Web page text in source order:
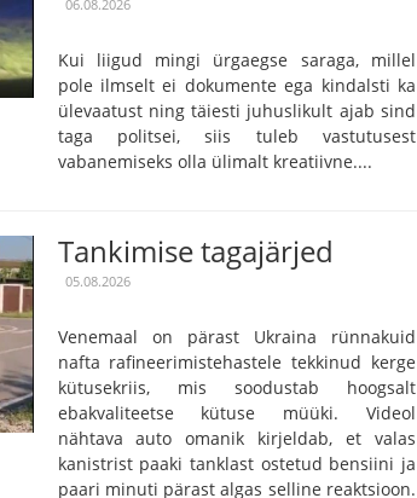
06.08.2026
Kui liigud mingi ürgaegse saraga, millel
pole ilmselt ei dokumente ega kindalsti ka
ülevaatust ning täiesti juhuslikult ajab sind
taga politsei, siis tuleb vastutusest
vabanemiseks olla ülimalt kreatiivne....
Tankimise tagajärjed
05.08.2026
Venemaal on pärast Ukraina rünnakuid
nafta rafineerimistehastele tekkinud kerge
kütusekriis, mis soodustab hoogsalt
ebakvaliteetse kütuse müüki. Videol
nähtava auto omanik kirjeldab, et valas
kanistrist paaki tanklast ostetud bensiini ja
paari minuti pärast algas selline reaktsioon.